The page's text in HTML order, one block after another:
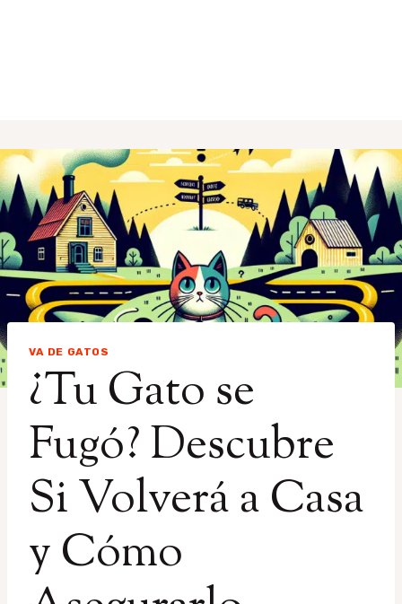
VA DE GATOS
¿Tu Gato se
Fugó? Descubre
Si Volverá a Casa
y Cómo